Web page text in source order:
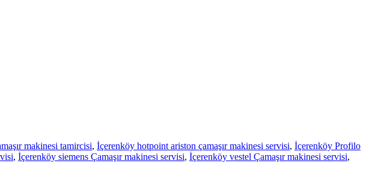
makinesi tamircisi, İçerenköy hotpoint ariston çamaşır makinesi servisi, İçerenköy Profilo
, İçerenköy siemens Çamaşır makinesi servisi, İçerenköy vestel Çamaşır makinesi servisi,